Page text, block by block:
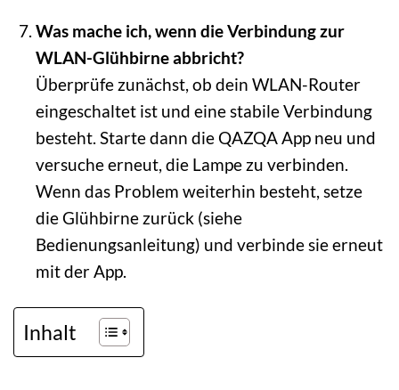
Was mache ich, wenn die Verbindung zur
WLAN-Glühbirne abbricht?
Überprüfe zunächst, ob dein WLAN-Router
eingeschaltet ist und eine stabile Verbindung
besteht. Starte dann die QAZQA App neu und
versuche erneut, die Lampe zu verbinden.
Wenn das Problem weiterhin besteht, setze
die Glühbirne zurück (siehe
Bedienungsanleitung) und verbinde sie erneut
mit der App.
Inhalt